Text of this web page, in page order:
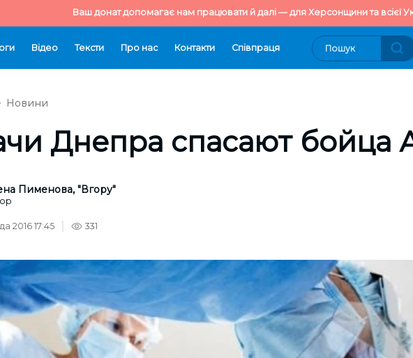
Ваш донат допомагає нам працювати й далі — для Херсонщини та всієї
Відео Тексти Про нас Контакти Cпівпраця
Новини
Днепра спасают бойца
Пименова, "Вгору"
2016 17:45 331